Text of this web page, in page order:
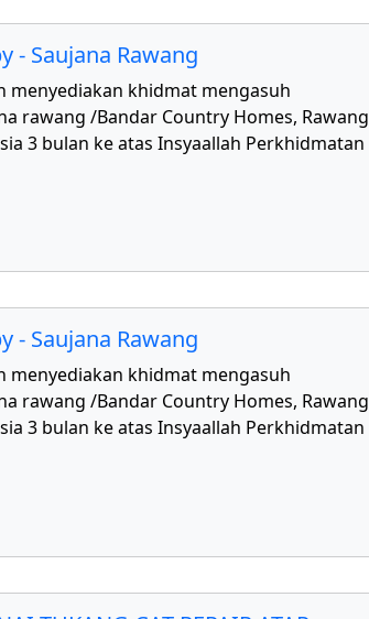
- Saujana Rawang
menyediakan khidmat mengasuh
rawang /Bandar Country Homes, Rawang
3 bulan ke atas Insyaallah Perkhidmatan
- Saujana Rawang
menyediakan khidmat mengasuh
rawang /Bandar Country Homes, Rawang
3 bulan ke atas Insyaallah Perkhidmatan